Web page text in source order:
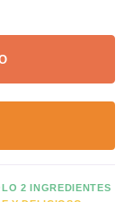
2 INGREDIENTES